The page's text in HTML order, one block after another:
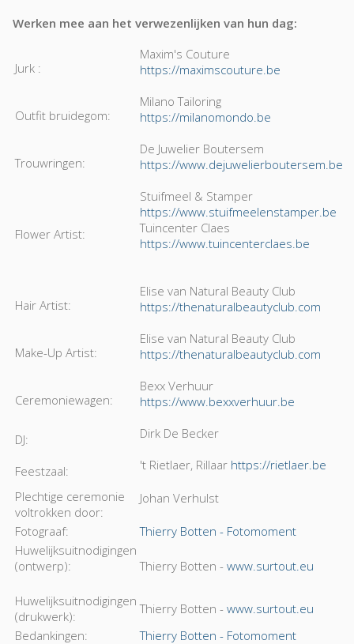
Werken mee aan het verwezenlijken van hun dag:
Jurk :
Maxim's Couture
https://maximscouture.be
Outfit bruidegom:
Milano Tailoring
https://milanomondo.be
Trouwringen:
De Juwelier Boutersem
https://www.dejuwelierboutersem.be
Flower Artist:
Stuifmeel & Stamper
https://www.stuifmeelenstamper.be
Tuincenter Claes
https://www.tuincenterclaes.be
Hair Artist:
Elise van Natural Beauty Club
https://thenaturalbeautyclub.com
Make-Up Artist:
Elise van Natural Beauty Club
https://thenaturalbeautyclub.com
Ceremoniewagen:
Bexx Verhuur
https://www.bexxverhuur.be
DJ: Dirk De Becker
Feestzaal: 't Rietlaer, Rillaar https://rietlaer.be
Plechtige ceremonie
voltrokken door:
Johan Verhulst
Fotograaf:
Thierry Botten - Fotomoment
Huwelijksuitnodigingen
(ontwerp):
Thierry Botten - www.surtout.eu
Huwelijksuitnodigingen
(drukwerk):
Thierry Botten - www.surtout.eu
Bedankingen:
Thierry Botten - Fotomoment